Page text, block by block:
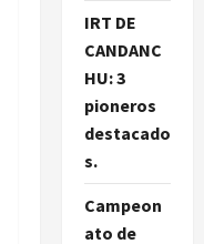
IRT DE
CANDANC
HU: 3
pioneros
destacado
s.
Campeon
ato de